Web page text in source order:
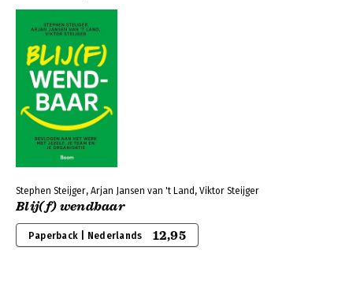
Stephen Steijger, Arjan Jansen van 't Land, Viktor Steijger
Blij(f) wendbaar
Paperback | Nederlands 12,95